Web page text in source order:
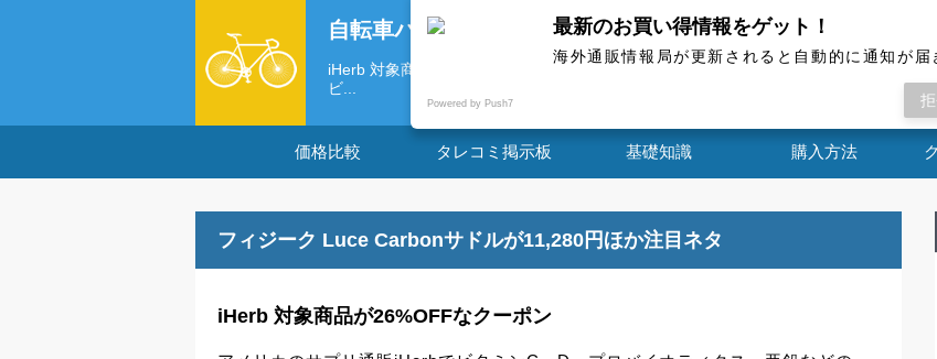
自転車パーツの海外通販情報局
iHerb 対象商品が26%OFFなクーポン アメリカのサプリ通販iHerbで
ビ...
価格比較 タレコミ掲示板 基礎知識 購入方法
フィジーク Luce Carbonサドルが11,280円ほか注目ネタ
iHerb 対象商品が26%OFFなクーポン
最新のお買い得情報をゲット！
海外通販情報局が更新されると自動的に通知が届
Powered by Push7